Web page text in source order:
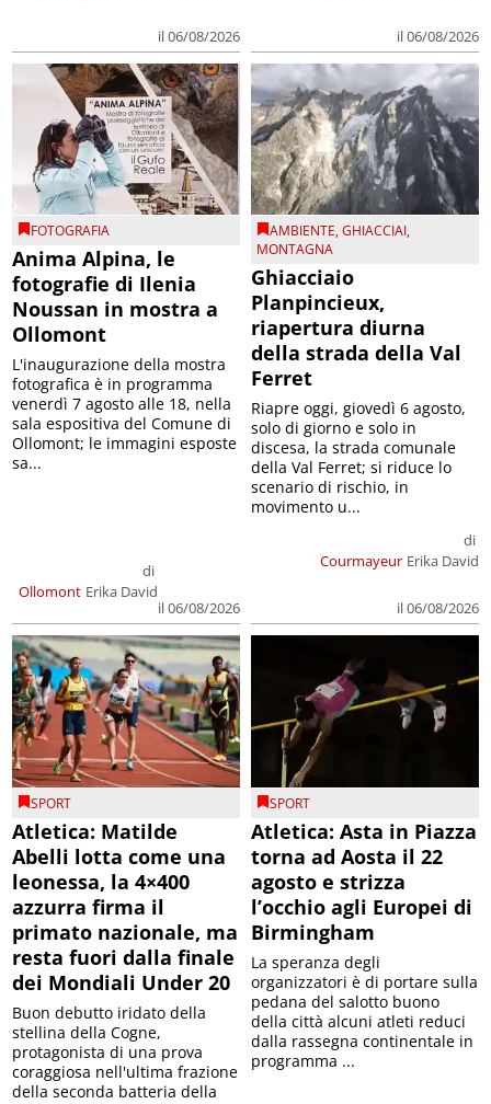
il 06/08/2026 il 06/08/2026
FOTOGRAFIA
Anima Alpina, le
fotografie di Ilenia
Noussan in mostra a
Ollomont
Ollomont
di
Erika David
il 06/08/2026
L'inaugurazione della mostra
fotografica è in programma
venerdì 7 agosto alle 18, nella
sala espositiva del Comune di
Ollomont; le immagini esposte
sa...
AMBIENTE,GHIACCIAI,
MONTAGNA
Ghiacciaio
Planpincieux,
riapertura diurna
della strada della Val
Ferret
Courmayeur
di
Erika David
il 06/08/2026
Riapre oggi, giovedì 6 agosto,
solo di giorno e solo in
discesa, la strada comunale
della Val Ferret; si riduce lo
scenario di rischio, in
movimento u...
SPORT
Atletica: Matilde
Abelli lotta come una
leonessa, la 4×400
azzurra firma il
primato nazionale, ma
resta fuori dalla finale
dei Mondiali Under 20
Buon debutto iridato della
stellina della Cogne,
protagonista di una prova
coraggiosa nell'ultima frazione
della seconda batteria della
SPORT
Atletica: Asta in Piazza
torna ad Aosta il 22
agosto e strizza
l’occhio agli Europei di
Birmingham
La speranza degli
organizzatori è di portare sulla
pedana del salotto buono
della città alcuni atleti reduci
dalla rassegna continentale in
programma ...